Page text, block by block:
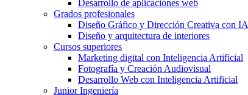
Desarrollo de aplicaciones web
Grados profesionales
Diseño Gráfico y Dirección Creativa con IA
Diseño y arquitectura de interiores
Cursos superiores
Marketing digital con Inteligencia Artificial
Fotografía y Creación Audiovisual
Desarrollo Web con Inteligencia Artificial
Junior Ingeniería